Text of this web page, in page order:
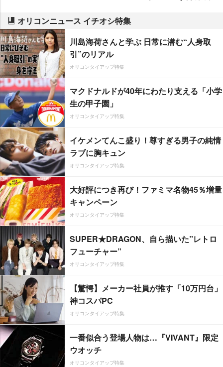
オリコンニュース イチオシ特集
川島海荷さんと学ぶ 日常に潜む“人身取
引”のリアル
オリコンタイアップ特集
マクドナルドが40年にわたり支える「小学
生の甲子園」
オリコンタイアップ特集
イケメンてんこ盛り！尊すぎる男子の純情
ラブに胸キュン
オリコンタイアップ特集
大好評につき再び！ファミマ名物45％増量
キャンペーン
オリコンタイアップ特集
SUPER★DRAGON、自ら描いた”レトロ
フューチャー”
オリコンタイアップ特集
【驚愕】メーカー社員が推す「10万円台」
神コスパPC
オリコンタイアップ特集
一番似合う登場人物は…『VIVANT』限定
ウオッチ
オリコンタイアップ特集